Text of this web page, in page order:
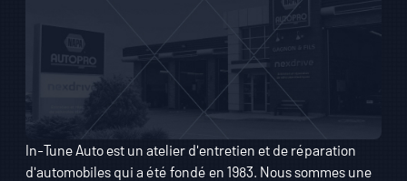
In-Tune Auto est un atelier d'entretien et de réparation
d'automobiles qui a été fondé en 1983. Nous sommes une